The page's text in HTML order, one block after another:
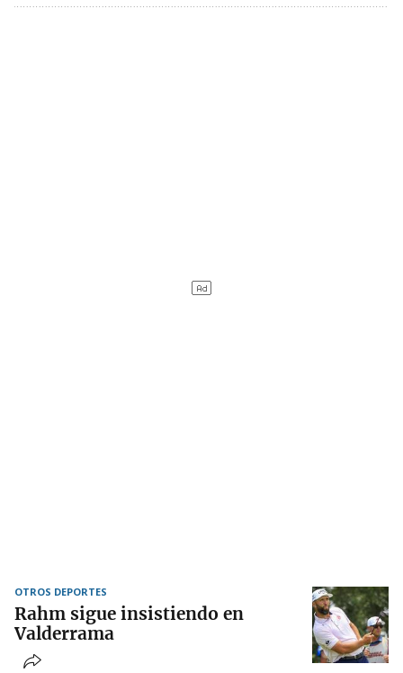
OTROS DEPORTES
Rahm sigue insistiendo en
Valderrama